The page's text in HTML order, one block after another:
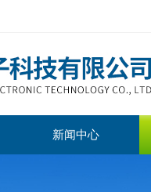
新闻中心